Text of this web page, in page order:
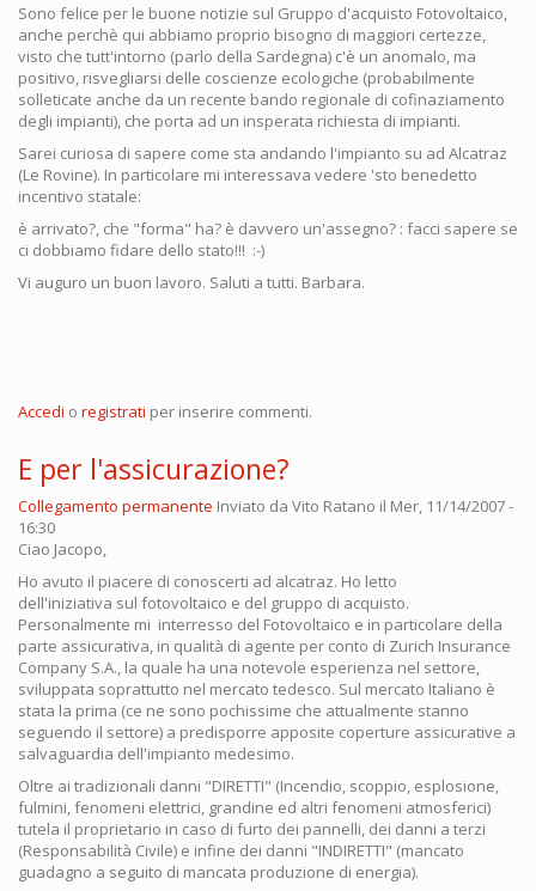
Sono felice per le buone notizie sul Gruppo d'acquisto Fotovoltaico,
anche perchè qui abbiamo proprio bisogno di maggiori certezze,
visto che tutt'intorno (parlo della Sardegna) c'è un anomalo, ma
positivo, risvegliarsi delle coscienze ecologiche (probabilmente
solleticate anche da un recente bando regionale di cofinaziamento
degli impianti), che porta ad un insperata richiesta di impianti.
Sarei curiosa di sapere come sta andando l'impianto su ad Alcatraz
(Le Rovine). In particolare mi interessava vedere 'sto benedetto
incentivo statale:
è arrivato?, che "forma" ha? è davvero un'assegno? : facci sapere se
ci dobbiamo fidare dello stato!!! :-)
Vi auguro un buon lavoro. Saluti a tutti. Barbara.
Accedi o registrati per inserire commenti.
E per l'assicurazione?
Collegamento permanente Inviato da Vito Ratano il Mer, 11/14/2007 -
16:30
Ciao Jacopo,
Ho avuto il piacere di conoscerti ad alcatraz. Ho letto
dell'iniziativa sul fotovoltaico e del gruppo di acquisto.
Personalmente mi interresso del Fotovoltaico e in particolare della
parte assicurativa, in qualità di agente per conto di Zurich Insurance
Company S.A., la quale ha una notevole esperienza nel settore,
sviluppata soprattutto nel mercato tedesco. Sul mercato Italiano è
stata la prima (ce ne sono pochissime che attualmente stanno
seguendo il settore) a predisporre apposite coperture assicurative a
salvaguardia dell'impianto medesimo.
Oltre ai tradizionali danni "DIRETTI" (Incendio, scoppio, esplosione,
fulmini, fenomeni elettrici, grandine ed altri fenomeni atmosferici)
tutela il proprietario in caso di furto dei pannelli, dei danni a terzi
(Responsabilità Civile) e infine dei danni "INDIRETTI" (mancato
guadagno a seguito di mancata produzione di energia).